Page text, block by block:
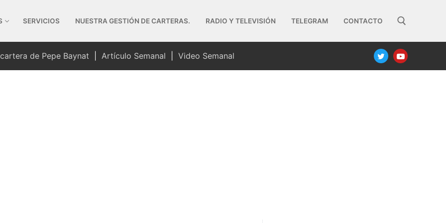
SERVICIOS NUESTRA GESTIÓN DE CARTERAS. RADIO Y TELEVISIÓN TELEGRAM CONTACTO
de Pepe Baynat Artículo Semanal Video Semanal